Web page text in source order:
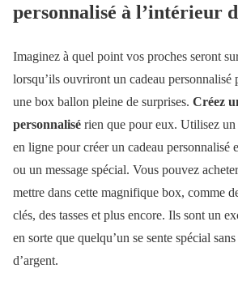
personnalisé à l’intérieur
Imaginez à quel point vos proches seront
lorsqu’ils ouvriront un cadeau personnalisé
une box ballon pleine de surprises. Créez
personnalisé rien que pour eux. Utilisez
en ligne pour créer un cadeau personnalisé
ou un message spécial. Vous pouvez
mettre dans cette magnifique box, comme
clés, des tasses et plus encore. Ils sont un
en sorte que quelqu’un se sente spécial
d’argent.